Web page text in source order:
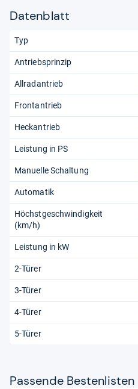
Datenblatt
Typ
Antriebsprinzip
Allradantrieb
Frontantrieb
Heckantrieb
Leistung in PS
Manuelle Schaltung
Automatik
Höchstgeschwindigkeit
(km/h)
Leistung in kW
2-Türer
3-Türer
4-Türer
5-Türer
Pas­sende Bes­ten­lis­ten